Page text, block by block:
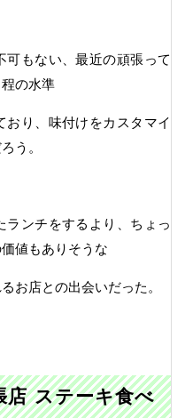
可もない、最近の頑張って
の水準
おり、味付けをカスタマイ
う。
ランチをするより、ちょっ
値もありそうな
お店との出会いだった。
店 ステーキ食べ